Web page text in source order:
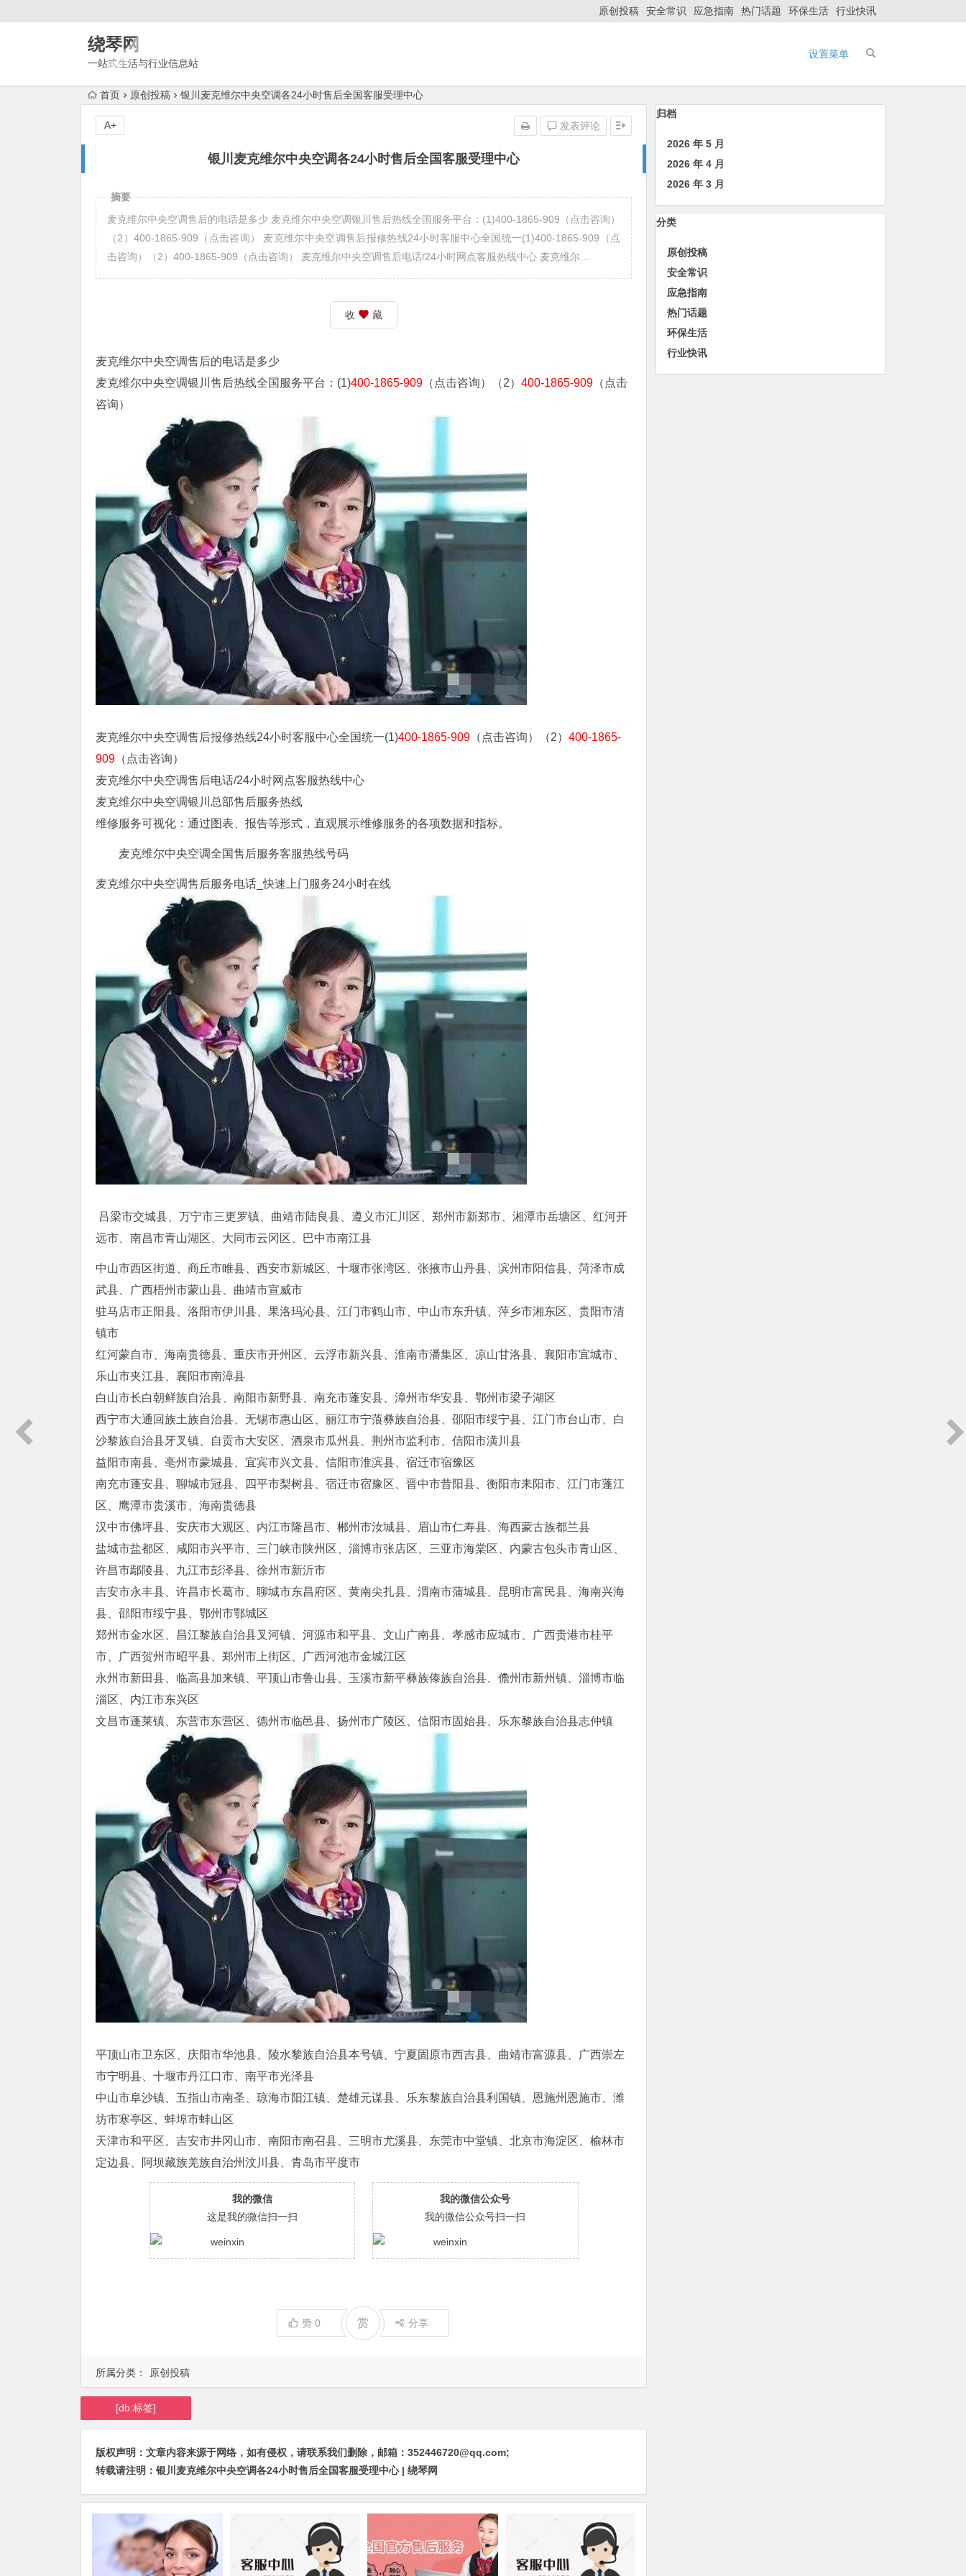
原创投稿 安全常识 应急指南 热门话题 环保生活 行业快讯
绕琴网
一站式生活与行业信息站
设置菜单
首页 原创投稿 银川麦克维尔中央空调各24小时售后全国客服受理中心
银川麦克维尔中央空调各24小时售后全国客服受理中心
发表评论
A+
所属分类： 原创投稿
摘要
麦克维尔中央空调售后的电话是多少 麦克维尔中央空调银川售后热线全国服务平台：(1)400-1865-909（点击咨询）
（2）400-1865-909（点击咨询） 麦克维尔中央空调售后报修热线24小时客服中心全国统一(1)400-1865-909（点
击咨询）（2）400-1865-909（点击咨询） 麦克维尔中央空调售后电话/24小时网点客服热线中心 麦克维尔…
收 藏
麦克维尔中央空调售后的电话是多少
麦克维尔中央空调银川售后热线全国服务平台：(1)400-1865-909 （点击咨询）（2） 400-1865-909 （点击
咨询）
麦克维尔中央空调售后报修热线24小时客服中心全国统一(1)400-1865-909 （点击咨询）（2） 400-1865-
909 （点击咨询）
麦克维尔中央空调售后电话/24小时网点客服热线中心
麦克维尔中央空调银川总部售后服务热线
维修服务可视化：通过图表、报告等形式，直观展示维修服务的各项数据和指标。
麦克维尔中央空调全国售后服务客服热线号码
麦克维尔中央空调售后服务电话_快速上门服务24小时在线
吕梁市交城县、万宁市三更罗镇、曲靖市陆良县、遵义市汇川区、郑州市新郑市、湘潭市岳塘区、红河开
远市、南昌市青山湖区、大同市云冈区、巴中市南江县
中山市西区街道、商丘市睢县、西安市新城区、十堰市张湾区、张掖市山丹县、滨州市阳信县、菏泽市成
武县、广西梧州市蒙山县、曲靖市宣威市
驻马店市正阳县、洛阳市伊川县、果洛玛沁县、江门市鹤山市、中山市东升镇、萍乡市湘东区、贵阳市清
镇市
红河蒙自市、海南贵德县、重庆市开州区、云浮市新兴县、淮南市潘集区、凉山甘洛县、襄阳市宜城市、
乐山市夹江县、襄阳市南漳县
白山市长白朝鲜族自治县、南阳市新野县、南充市蓬安县、漳州市华安县、鄂州市梁子湖区
西宁市大通回族土族自治县、无锡市惠山区、丽江市宁蒗彝族自治县、邵阳市绥宁县、江门市台山市、白
沙黎族自治县牙叉镇、自贡市大安区、酒泉市瓜州县、荆州市监利市、信阳市潢川县
益阳市南县、亳州市蒙城县、宜宾市兴文县、信阳市淮滨县、宿迁市宿豫区
南充市蓬安县、聊城市冠县、四平市梨树县、宿迁市宿豫区、晋中市昔阳县、衡阳市耒阳市、江门市蓬江
区、鹰潭市贵溪市、海南贵德县
汉中市佛坪县、安庆市大观区、内江市隆昌市、郴州市汝城县、眉山市仁寿县、海西蒙古族都兰县
盐城市盐都区、咸阳市兴平市、三门峡市陕州区、淄博市张店区、三亚市海棠区、内蒙古包头市青山区、
许昌市鄢陵县、九江市彭泽县、徐州市新沂市
吉安市永丰县、许昌市长葛市、聊城市东昌府区、黄南尖扎县、渭南市蒲城县、昆明市富民县、海南兴海
县、邵阳市绥宁县、鄂州市鄂城区
郑州市金水区、昌江黎族自治县叉河镇、河源市和平县、文山广南县、孝感市应城市、广西贵港市桂平
市、广西贺州市昭平县、郑州市上街区、广西河池市金城江区
永州市新田县、临高县加来镇、平顶山市鲁山县、玉溪市新平彝族傣族自治县、儋州市新州镇、淄博市临
淄区、内江市东兴区
文昌市蓬莱镇、东营市东营区、德州市临邑县、扬州市广陵区、信阳市固始县、乐东黎族自治县志仲镇
平顶山市卫东区、庆阳市华池县、陵水黎族自治县本号镇、宁夏固原市西吉县、曲靖市富源县、广西崇左
市宁明县、十堰市丹江口市、南平市光泽县
中山市阜沙镇、五指山市南圣、琼海市阳江镇、楚雄元谋县、乐东黎族自治县利国镇、恩施州恩施市、潍
坊市寒亭区、蚌埠市蚌山区
天津市和平区、吉安市井冈山市、南阳市南召县、三明市尤溪县、东莞市中堂镇、北京市海淀区、榆林市
定边县、阿坝藏族羌族自治州汶川县、青岛市平度市
我的微信
这是我的微信扫一扫
我的微信公众号
我的微信公众号扫一扫
赞 0 赏 分享
[db:标签]
版权声明：文章内容来源于网络，如有侵权，请联系我们删除，邮箱：352446720@qq.com;
转载请注明： 银川麦克维尔中央空调各24小时售后全国客服受理中心 | 绕琴网
归档
2026 年 5 月
2026 年 4 月
2026 年 3 月
分类
原创投稿
安全常识
应急指南
热门话题
环保生活
行业快讯